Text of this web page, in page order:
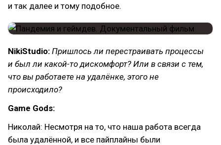
и так далее и тому подобное.
NikiStudio: Пришлось ли перестраивать процессы
и был ли какой-то дискомфорт? Или в связи с тем,
что вы работаете на удалёнке, этого не
происходило?
Game Gods:
Николай: Несмотря на то, что наша работа всегда
была удалённой, и все пайплайны были